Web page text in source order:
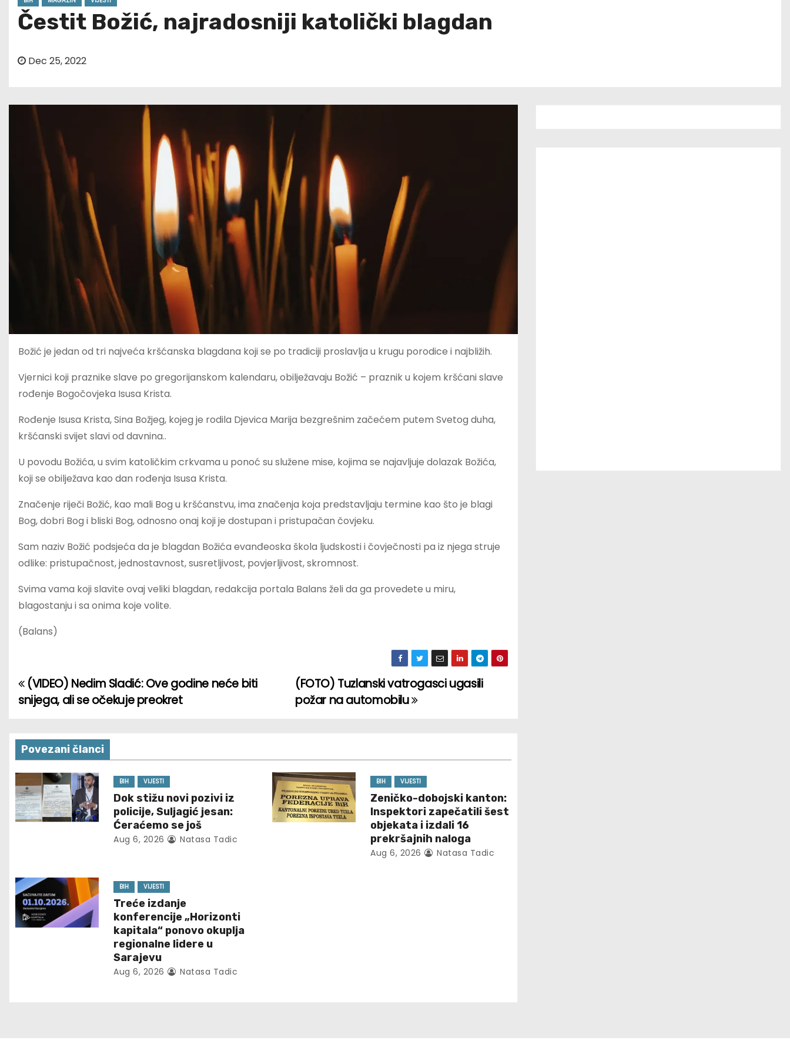
Čestit Božić, najradosniji katolički blagdan
Dec 25, 2022
Božić je jedan od tri najveća kršćanska blagdana koji se po tradiciji proslavlja u krugu porodice i najbližih.
Vjernici koji praznike slave po gregorijanskom kalendaru, obilježavaju Božić – praznik u kojem kršćani slave
rođenje Bogočovjeka Isusa Krista.
Rođenje Isusa Krista, Sina Božjeg, kojeg je rodila Djevica Marija bezgrešnim začećem putem Svetog duha,
kršćanski svijet slavi od davnina..
U povodu Božića, u svim katoličkim crkvama u ponoć su služene mise, kojima se najavljuje dolazak Božića,
koji se obilježava kao dan rođenja Isusa Krista.
Značenje riječi Božić, kao mali Bog u kršćanstvu, ima značenja koja predstavljaju termine kao što je blagi
Bog, dobri Bog i bliski Bog, odnosno onaj koji je dostupan i pristupačan čovjeku.
Sam naziv Božić podsjeća da je blagdan Božića evanđeoska škola ljudskosti i čovječnosti pa iz njega struje
odlike: pristupačnost, jednostavnost, susretljivost, povjerljivost, skromnost.
Svima vama koji slavite ovaj veliki blagdan, redakcija portala Balans želi da ga provedete u miru,
blagostanju i sa onima koje volite.
(Balans)
P
s
t
n
a
g
a
(FOTO) Tuzlanski vatrogasci ugasili
požar na automobilu
(VIDEO) Nedim Sladić: Ove godine neće biti
snijega, ali se očekuje preokret
Povezani članci
BIH VIJESTI
Dok stižu novi pozivi iz
policije, Suljagić jesan:
Ćeraćemo se još
Aug 6, 2026 Natasa Tadic
BIH VIJESTI
Zeničko-dobojski kanton:
Inspektori zapečatili šest
objekata i izdali 16
prekršajnih naloga
Aug 6, 2026 Natasa Tadic
BIH VIJESTI
Treće izdanje
konferencije „Horizonti
kapitala“ ponovo okuplja
regionalne lidere u
Sarajevu
Aug 6, 2026 Natasa Tadic